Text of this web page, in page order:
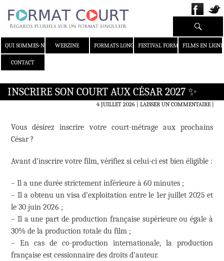
QUI SOMMES-NOUS ?WEBZINE FORMATS LONGS FESTIVAL FORMAT COURT
FILMS EN LIGNE
CONTACT
Recherche
INSCRIRE SON COURT AUX CÉSAR 2027 ✨
4 JUILLET 2026 LAISSER UN COMMENTAIRE|
Vous désirez inscrire votre court-métrage aux prochains
César ?
Avant d’inscrire votre film, vérifiez si celui-ci est bien éligible :
– Il a une durée strictement inférieure à 60 minutes ;
– Il a obtenu un visa d’exploitation entre le 1er juillet 2025 et
le 30 juin 2026 ;
– Il a une part de production française supérieure ou égale à
30% de la production totale du film ;
– En cas de co-production internationale, la production
française est cessionnaire des droits d’auteur.